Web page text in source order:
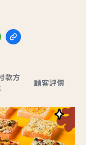
款方
顧客評價